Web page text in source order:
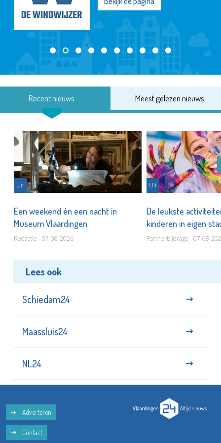
Recent nieuws Meest gelezen nieuws
Uit
Een weekend én een nacht in
Museum Vlaardingen
Redactie - 07-08-2026
Uit
De leukste
kinderen in eigen
Partnerbijdrage - 07-08-
Lees ook
Schiedam24
Maassluis24
NL24
Adverteren
Contact